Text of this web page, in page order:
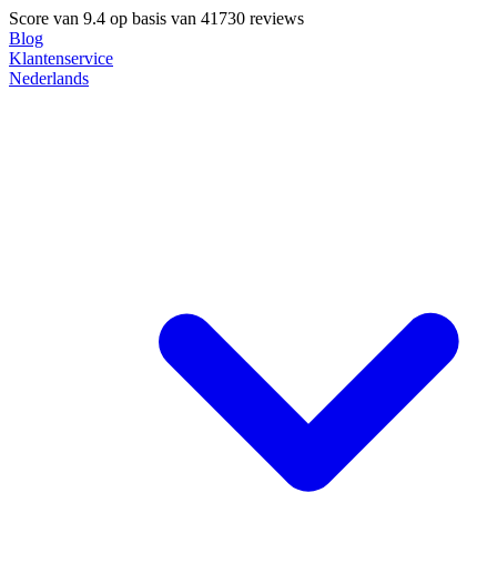
Score van 9.4 op basis van 41730 reviews
Blog
Klantenservice
Nederlands